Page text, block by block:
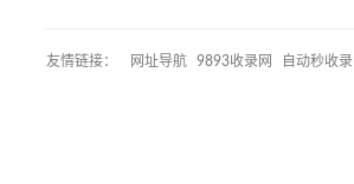
友情链接： 网址导航 9893收录网 自动秒收录